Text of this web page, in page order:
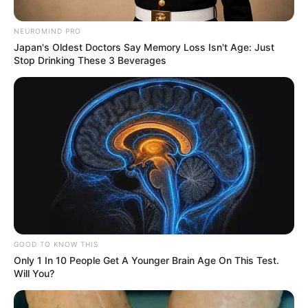
Cortolima
Con el proyecto 'Cuidando nuestra tierra', Cortolima
pondrá en marcha la intervención de 1.603 hectáreas en
varios municipios mediante distintos modelos de
restauración ecológica y la formación de 960 líderes
ambientales.
Por: Redacción comercial
Mayo 14, 2026
NEUROMIND PRO
Japan's Oldest Doctors Say Memory Loss Isn't Age: Just
Stop Drinking These 3 Beverages
GOOD TO KNOW THIS
Only 1 In 10 People Get A Younger Brain Age On This Test.
Will You?